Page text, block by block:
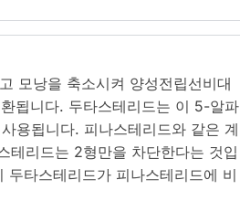
모낭을 축소시켜 양성전립선비대
됩니다. 두타스테리드는 이 5-알파
용됩니다. 피나스테리드와 같은 계
테리드는 2형만을 차단한다는 것입
타스테리드가 피나스테리드에 비